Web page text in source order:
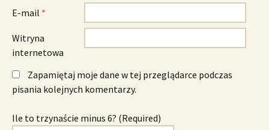
E-mail *
Witryna
internetowa
Zapamiętaj moje dane w tej przeglądarce podczas
pisania kolejnych komentarzy.
Ile to trzynaście minus 6? (Required)